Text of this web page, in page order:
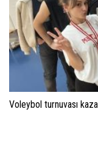
Voleybol turnuvası